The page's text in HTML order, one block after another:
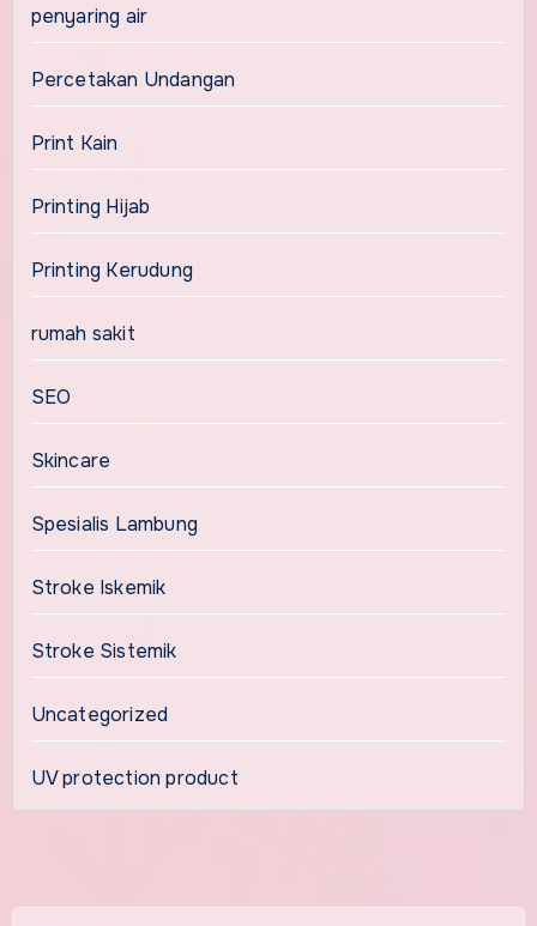
penyaring air
Percetakan Undangan
Print Kain
Printing Hijab
Printing Kerudung
rumah sakit
SEO
Skincare
Spesialis Lambung
Stroke Iskemik
Stroke Sistemik
Uncategorized
UV protection product